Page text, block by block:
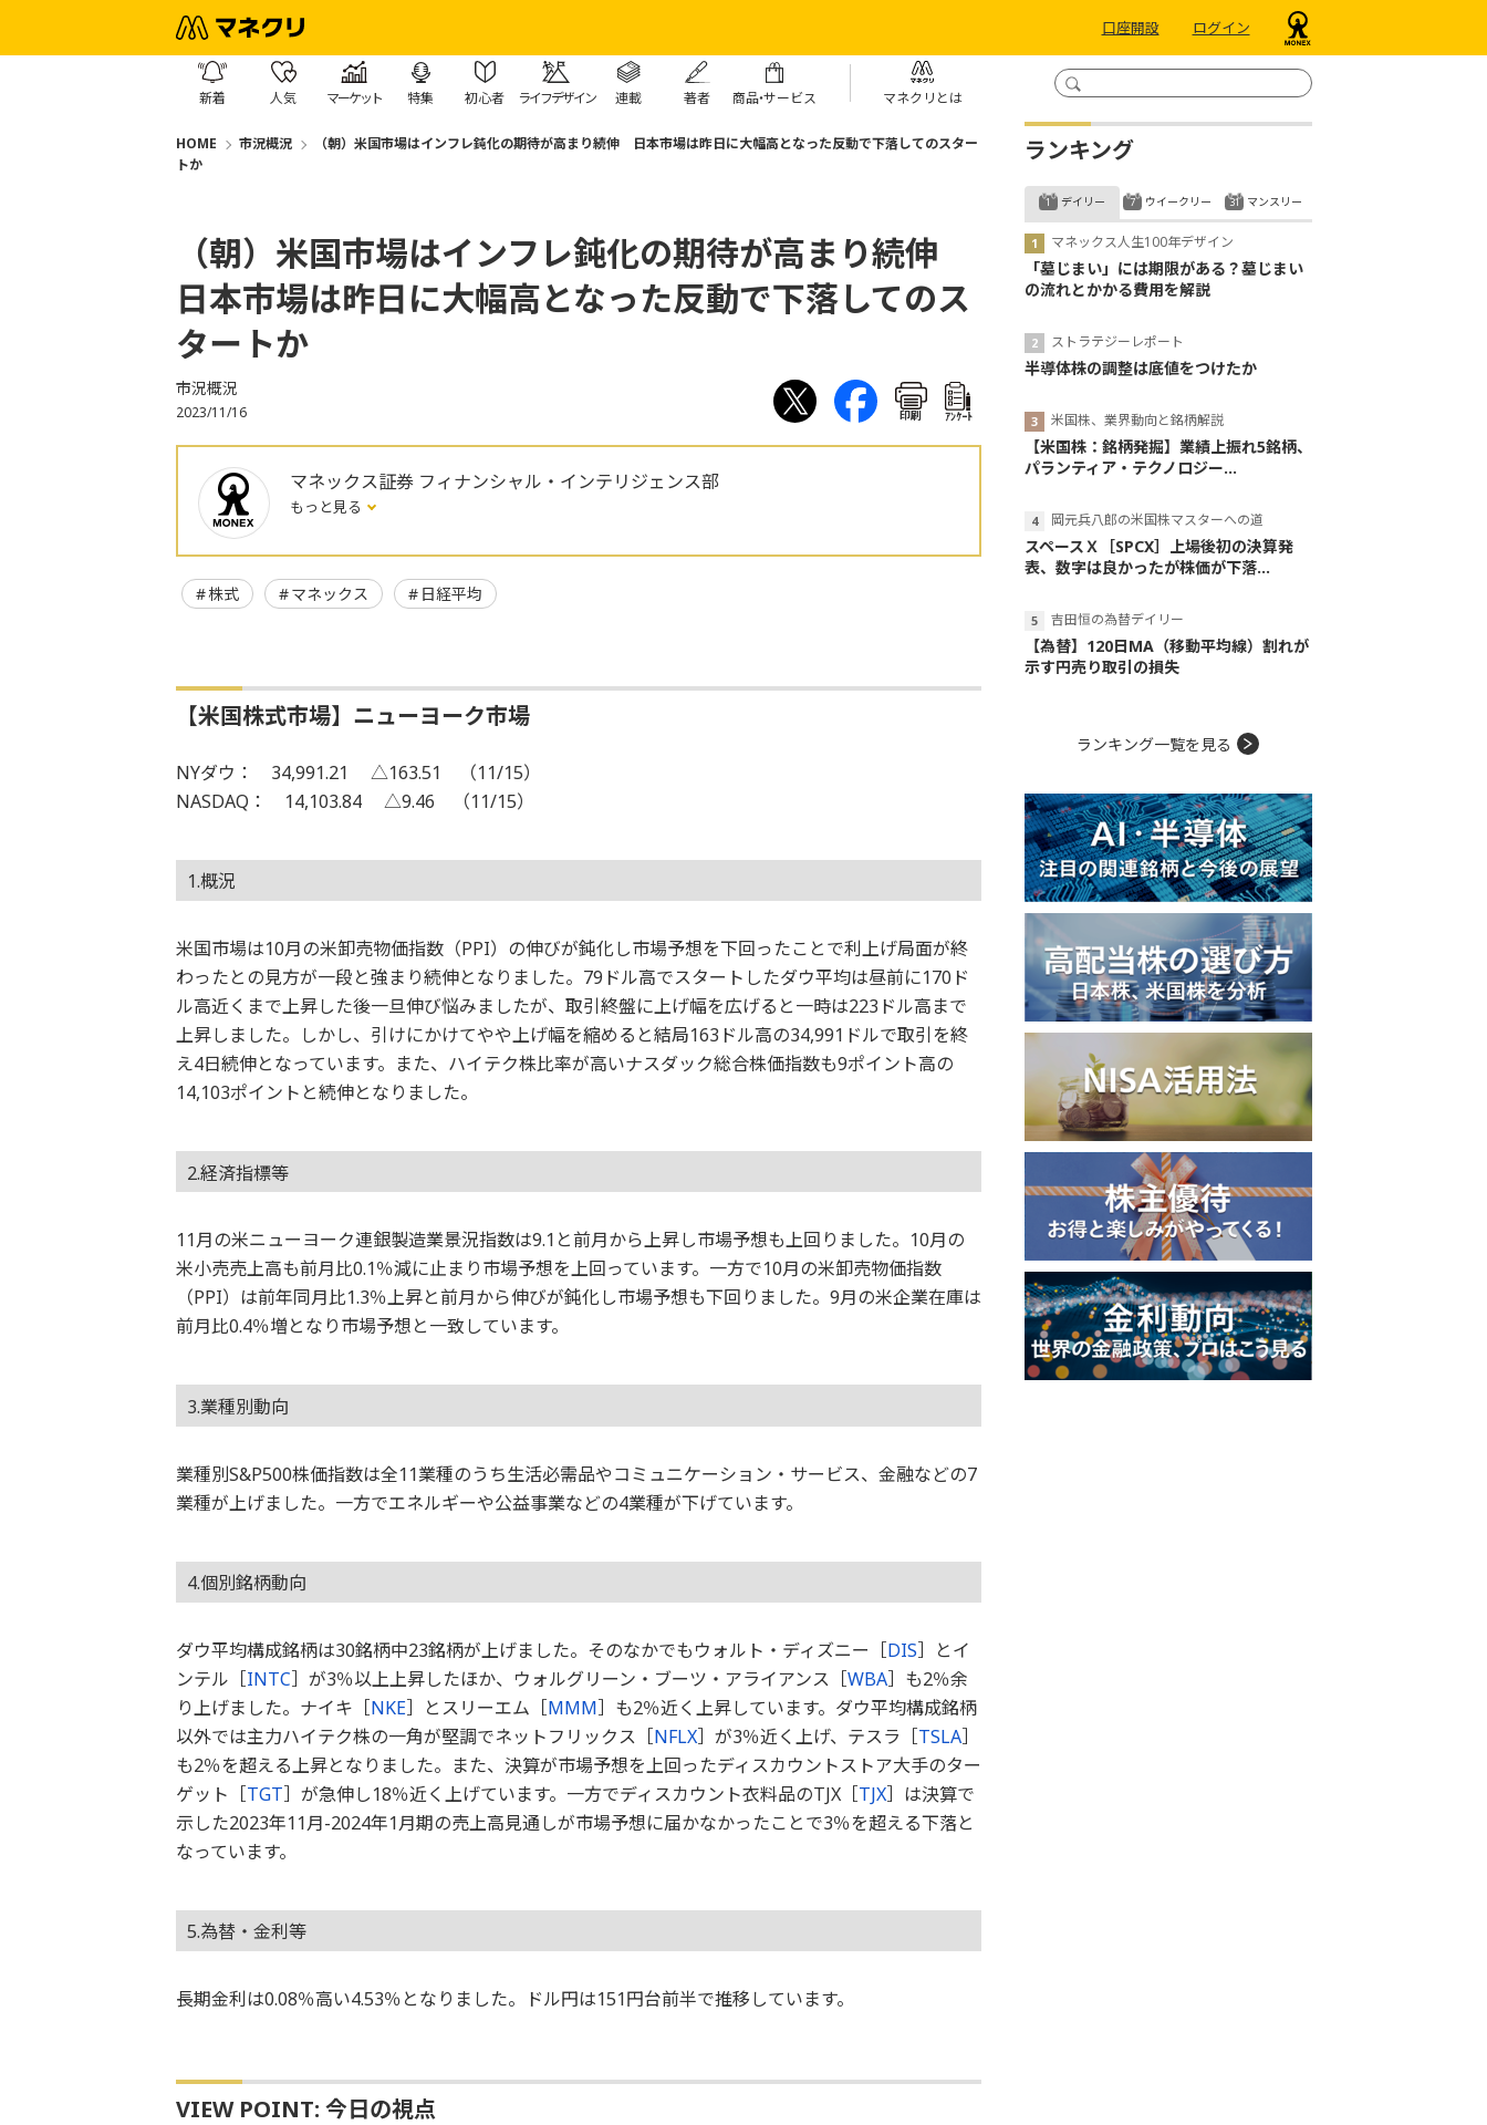
口座開設 ログイン
新着 人気 マーケット 特集 初心者 ライフデザイン 連載 著者 商品・サービス マネクリとは
HOME 市況概況
（朝）米国市場はインフレ鈍化の期待が高まり続伸 日本市場は昨日に大幅高となった反動で下落してのスター
トか
（朝）米国市場はインフレ鈍化の期待が高まり続伸
日本市場は昨日に大幅高となった反動で下落してのス
タートか
市況概況
2023/11/16 印刷 ｱﾝｹｰﾄ
マネックス証券 フィナンシャル・インテリジェンス部
もっと見る
株式 マネックス 日経平均
【米国株式市場】ニューヨーク市場
NYダウ： 34,991.21 △163.51 （11/15）
NASDAQ： 14,103.84 △9.46 （11/15）
1.概況
米国市場は10月の米卸売物価指数（PPI）の伸びが鈍化し市場予想を下回ったことで利上げ局面が終
わったとの見方が一段と強まり続伸となりました。79ドル高でスタートしたダウ平均は昼前に170ド
ル高近くまで上昇した後一旦伸び悩みましたが、取引終盤に上げ幅を広げると一時は223ドル高まで
上昇しました。しかし、引けにかけてやや上げ幅を縮めると結局163ドル高の34,991ドルで取引を終
え4日続伸となっています。また、ハイテク株比率が高いナスダック総合株価指数も9ポイント高の
14,103ポイントと続伸となりました。
2.経済指標等
11月の米ニューヨーク連銀製造業景況指数は9.1と前月から上昇し市場予想も上回りました。10月の
米小売売上高も前月比0.1％減に止まり市場予想を上回っています。一方で10月の米卸売物価指数
（PPI）は前年同月比1.3％上昇と前月から伸びが鈍化し市場予想も下回りました。9月の米企業在庫は
前月比0.4％増となり市場予想と一致しています。
3.業種別動向
業種別S&P500株価指数は全11業種のうち生活必需品やコミュニケーション・サービス、金融などの7
業種が上げました。一方でエネルギーや公益事業などの4業種が下げています。
4.個別銘柄動向
ダウ平均構成銘柄は30銘柄中23銘柄が上げました。そのなかでもウォルト・ディズニー［DIS］とイ
ンテル［INTC］が3％以上上昇したほか、ウォルグリーン・ブーツ・アライアンス［WBA］も2％余
り上げました。ナイキ［NKE］とスリーエム［MMM］も2％近く上昇しています。ダウ平均構成銘柄
以外では主力ハイテク株の一角が堅調でネットフリックス［NFLX］が3％近く上げ、テスラ［TSLA］
も2％を超える上昇となりました。また、決算が市場予想を上回ったディスカウントストア大手のター
ゲット［TGT］が急伸し18％近く上げています。一方でディスカウント衣料品のTJX［TJX］は決算で
示した2023年11月-2024年1月期の売上高見通しが市場予想に届かなかったことで3％を超える下落と
なっています。
5.為替・金利等
長期金利は0.08％高い4.53％となりました。ドル円は151円台前半で推移しています。
VIEW POINT: 今日の視点
ランキング
デイリー
マネックス人生100年デザイン
「墓じまい」には期限がある？墓じまい
の流れとかかる費用を解説
ストラテジーレポート
半導体株の調整は底値をつけたか
米国株、業界動向と銘柄解説
【米国株：銘柄発掘】業績上振れ5銘柄、
パランティア・テクノロジー...
岡元兵八郎の米国株マスターへの道
スペースＸ［SPCX］上場後初の決算発
表、数字は良かったが株価が下落...
吉田恒の為替デイリー
【為替】120日MA（移動平均線）割れが
示す円売り取引の損失
ウイークリー マンスリー
ランキング一覧を見る